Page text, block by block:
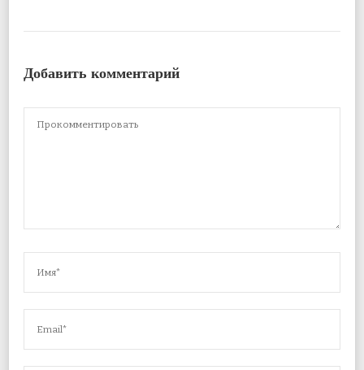
Добавить комментарий